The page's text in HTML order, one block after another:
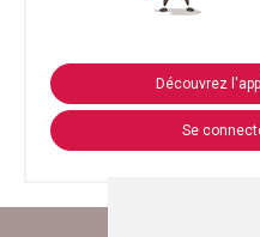
Découvrez
Se